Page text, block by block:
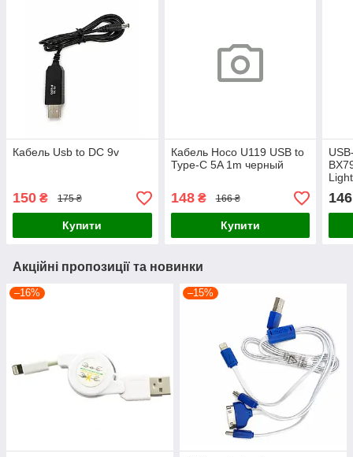
Кабель Usb to DC 9v
150 ₴ 175 ₴
Купити
Кабель Hoco U119 USB to
Type-C 5A 1m черный
148₴ 166 ₴
Купити
146
Акційні пропозиції та новинки
–16% –15%